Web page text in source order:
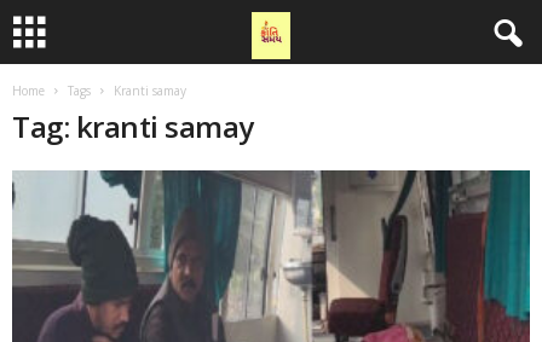
Home Tags Kranti samay
Tag: kranti samay